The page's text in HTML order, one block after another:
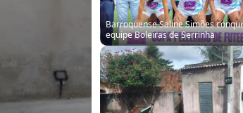
Barroquense Saline Simões
equipe Boleiras de Serrinha